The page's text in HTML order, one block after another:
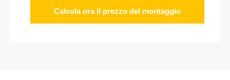
Calcola ora il prezzo del montaggio